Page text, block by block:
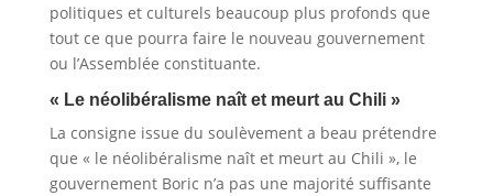
politiques et culturels beaucoup plus profonds que
tout ce que pourra faire le nouveau gouvernement
ou l’Assemblée constituante.
« Le néolibéralisme naît et meurt au Chili »
La consigne issue du soulèvement a beau prétendre
que « le néolibéralisme naît et meurt au Chili », le
gouvernement Boric n’a pas une majorité suffisante